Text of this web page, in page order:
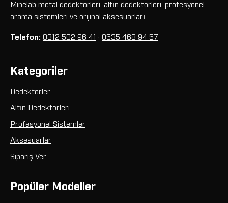
Minelab metal dedektörleri, altın dedektörleri, profesyonel
arama sistemleri ve orijinal aksesuarları.
Telefon: 0312 502 96 41 · 0535 468 94 57
Kategoriler
Dedektörler
Altın Dedektörleri
Profesyonel Sistemler
Aksesuarlar
Sipariş Ver
Popüler Modeller